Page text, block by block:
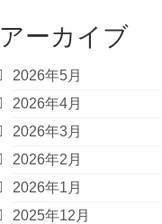
アーカイブ
2026年5月
2026年4月
2026年3月
2026年2月
2026年1月
2025年12月